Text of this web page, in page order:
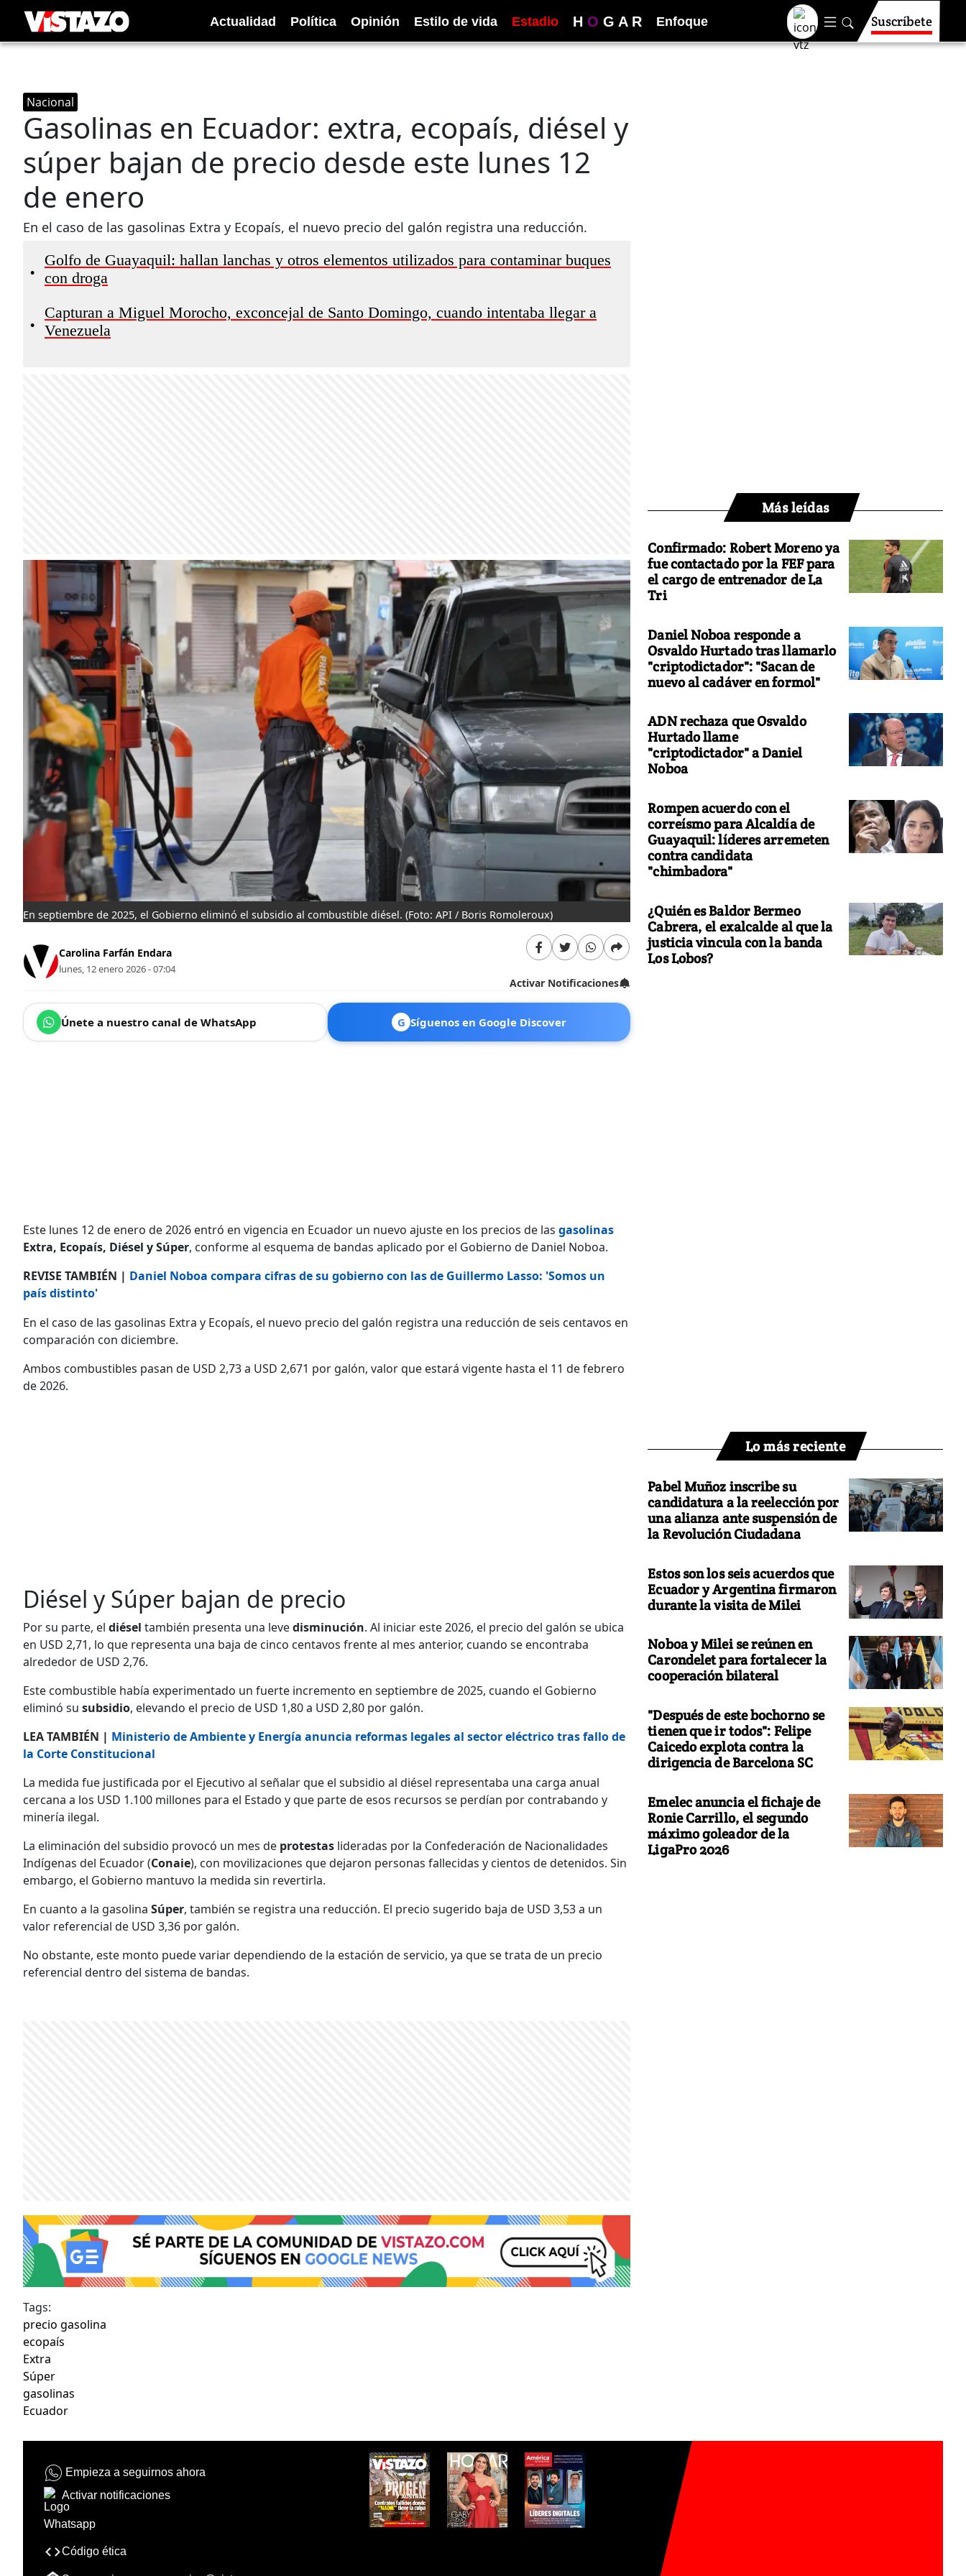
Actualidad Política Opinión Estilo de vida Estadio H O G A R Enfoque Suscríbete
Nacional
Gasolinas en Ecuador: extra, ecopaís, diésel y
súper bajan de precio desde este lunes 12
de enero
En el caso de las gasolinas Extra y Ecopaís, el nuevo precio del galón registra una reducción.
•
Golfo de Guayaquil: hallan lanchas y otros elementos utilizados para contaminar buques
con droga
•
Capturan a Miguel Morocho, exconcejal de Santo Domingo, cuando intentaba llegar a
Venezuela
En septiembre de 2025, el Gobierno eliminó el subsidio al combustible diésel. (Foto: API / Boris Romoleroux)
Carolina Farfán Endara
lunes, 12 enero 2026 - 07:04
Activar Notificaciones
Únete a nuestro canal de WhatsApp G Síguenos en Google Discover
Este lunes 12 de enero de 2026 entró en vigencia en Ecuador un nuevo ajuste en los precios de las gasolinas
Extra, Ecopaís, Diésel y Súper, conforme al esquema de bandas aplicado por el Gobierno de Daniel Noboa.
REVISE TAMBIÉN | Daniel Noboa compara cifras de su gobierno con las de Guillermo Lasso: 'Somos un
país distinto'
En el caso de las gasolinas Extra y Ecopaís, el nuevo precio del galón registra una reducción de seis centavos en
comparación con diciembre.
Ambos combustibles pasan de USD 2,73 a USD 2,671 por galón, valor que estará vigente hasta el 11 de febrero
de 2026.
Diésel y Súper bajan de precio
Por su parte, el diésel también presenta una levedisminución. Al iniciar este 2026, el precio del galón se ubica
en USD 2,71, lo que representa una baja de cinco centavos frente al mes anterior, cuando se encontraba
alrededor de USD 2,76.
Este combustible había experimentado un fuerte incremento en septiembre de 2025, cuando el Gobierno
eliminó su subsidio, elevando el precio de USD 1,80 a USD 2,80 por galón.
LEA TAMBIÉN | Ministerio de Ambiente y Energía anuncia reformas legales al sector eléctrico tras fallo de
la Corte Constitucional
La medida fue justificada por el Ejecutivo al señalar que el subsidio al diésel representaba una carga anual
cercana a los USD 1.100 millones para el Estado y que parte de esos recursos se perdían por contrabando y
minería ilegal.
La eliminación del subsidio provocó un mes de protestas lideradas por la Confederación de Nacionalidades
Indígenas del Ecuador (Conaie), con movilizaciones que dejaron personas fallecidas y cientos de detenidos. Sin
embargo, el Gobierno mantuvo la medida sin revertirla.
En cuanto a la gasolina Súper, también se registra una reducción. El precio sugerido baja de USD 3,53 a un
valor referencial de USD 3,36 por galón.
No obstante, este monto puede variar dependiendo de la estación de servicio, ya que se trata de un precio
referencial dentro del sistema de bandas.
Tags:
precio gasolina
ecopaís
Extra
Súper
gasolinas
Ecuador
Más leídas
Confirmado: Robert Moreno ya
fue contactado por la FEF para
el cargo de entrenador de La
Tri
Daniel Noboa responde a
Osvaldo Hurtado tras llamarlo
"criptodictador": "Sacan de
nuevo al cadáver en formol"
ADN rechaza que Osvaldo
Hurtado llame
"criptodictador" a Daniel
Noboa
Rompen acuerdo con el
correísmo para Alcaldía de
Guayaquil: líderes arremeten
contra candidata
"chimbadora"
¿Quién es Baldor Bermeo
Cabrera, el exalcalde al que la
justicia vincula con la banda
Los Lobos?
Lo más reciente
Pabel Muñoz inscribe su
candidatura a la reelección por
una alianza ante suspensión de
la Revolución Ciudadana
Estos son los seis acuerdos que
Ecuador y Argentina firmaron
durante la visita de Milei
Noboa y Milei se reúnen en
Carondelet para fortalecer la
cooperación bilateral
"Después de este bochorno se
tienen que ir todos": Felipe
Caicedo explota contra la
dirigencia de Barcelona SC
Emelec anuncia el fichaje de
Ronie Carrillo, el segundo
máximo goleador de la
LigaPro 2026
Empieza a seguirnos ahora
Activar notificaciones
Código ética